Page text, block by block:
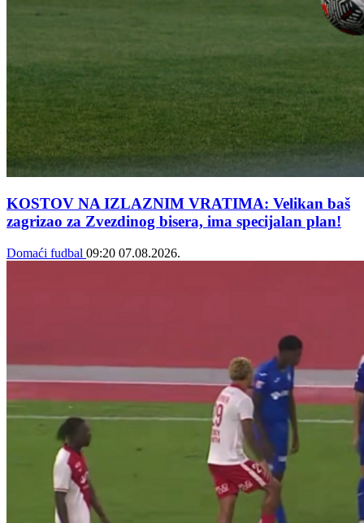
KOSTOV NA IZLAZNIM VRATIMA: Velikan baš
zagrizao za Zvezdinog bisera, ima specijalan plan!
Domaći fudbal 09:20 07.08.2026.